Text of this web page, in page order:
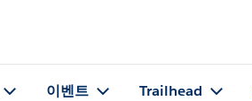
이벤트 Trailhead